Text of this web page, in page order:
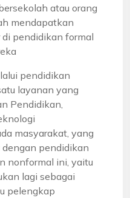
atau orang
mendapatkan
pendidikan formal
pendidikan
layanan yang
Pendidikan,
masyarakat, yang
pendidikan
nonformal ini, yaitu
lagi sebagai
pelengkap